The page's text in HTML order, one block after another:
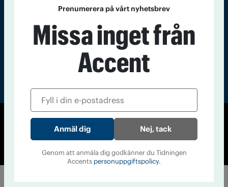
Accent
© Tidningen Accent 2026
Cookiepolicy
Personuppgiftspolicy
Prenumerera på vårt nyhetsbrev
Missa inget från
Accent
Nej, tack
Genom att anmäla dig godkänner du Tidningen
Accents personuppgiftspolicy.